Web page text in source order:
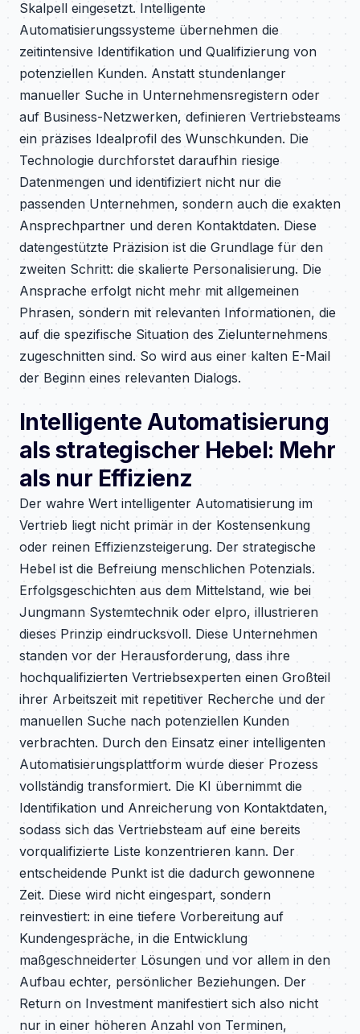
Skalpell eingesetzt. Intelligente
Automatisierungssysteme übernehmen die
zeitintensive Identifikation und Qualifizierung von
potenziellen Kunden. Anstatt stundenlanger
manueller Suche in Unternehmensregistern oder
auf Business-Netzwerken, definieren Vertriebsteams
ein präzises Idealprofil des Wunschkunden. Die
Technologie durchforstet daraufhin riesige
Datenmengen und identifiziert nicht nur die
passenden Unternehmen, sondern auch die exakten
Ansprechpartner und deren Kontaktdaten. Diese
datengestützte Präzision ist die Grundlage für den
zweiten Schritt: die skalierte Personalisierung. Die
Ansprache erfolgt nicht mehr mit allgemeinen
Phrasen, sondern mit relevanten Informationen, die
auf die spezifische Situation des Zielunternehmens
zugeschnitten sind. So wird aus einer kalten E-Mail
der Beginn eines relevanten Dialogs.
Intelligente Automatisierung
als strategischer Hebel: Mehr
als nur Effizienz
Der wahre Wert intelligenter Automatisierung im
Vertrieb liegt nicht primär in der Kostensenkung
oder reinen Effizienzsteigerung. Der strategische
Hebel ist die Befreiung menschlichen Potenzials.
Erfolgsgeschichten aus dem Mittelstand, wie bei
Jungmann Systemtechnik oder elpro, illustrieren
dieses Prinzip eindrucksvoll. Diese Unternehmen
standen vor der Herausforderung, dass ihre
hochqualifizierten Vertriebsexperten einen Großteil
ihrer Arbeitszeit mit repetitiver Recherche und der
manuellen Suche nach potenziellen Kunden
verbrachten. Durch den Einsatz einer intelligenten
Automatisierungsplattform wurde dieser Prozess
vollständig transformiert. Die KI übernimmt die
Identifikation und Anreicherung von Kontaktdaten,
sodass sich das Vertriebsteam auf eine bereits
vorqualifizierte Liste konzentrieren kann. Der
entscheidende Punkt ist die dadurch gewonnene
Zeit. Diese wird nicht eingespart, sondern
reinvestiert: in eine tiefere Vorbereitung auf
Kundengespräche, in die Entwicklung
maßgeschneiderter Lösungen und vor allem in den
Aufbau echter, persönlicher Beziehungen. Der
Return on Investment manifestiert sich also nicht
nur in einer höheren Anzahl von Terminen,